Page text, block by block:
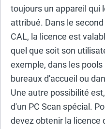
toujours un appareil qui
attribué. Dans le
CAL, la licence est
quel que soit son
exemple, dans les
bureaux d'accueil ou
Une autre possibilité
d'un PC Scan spécial.
devez obtenir la licence